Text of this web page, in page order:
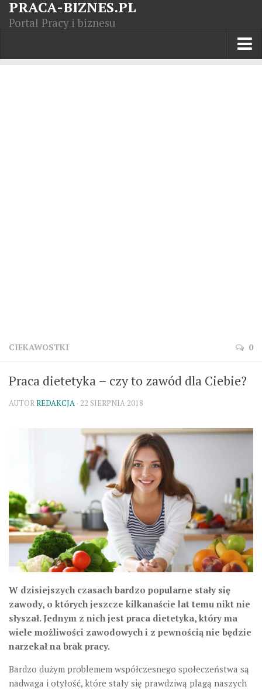
PRACA-BIZNES.PL
Portal Pracy i biznesu
CIEKAWOSTKI 0
Praca dietetyka – czy to zawód dla Ciebie?
AUTORREDAKCJA · 22 SIERPNIA 2018
W dzisiejszych czasach bardzo popularne stały się
zawody, o których jeszcze kilkanaście lat temu nikt nie
słyszał. Jednym z nich jest praca dietetyka, który ma
wiele możliwości zawodowych i z pewnością nie będzie
narzekał na brak pracy.
Bardzo dużym problemem współczesnego społeczeństwa są
nadwaga i otyłość, które stały się prawdziwą plagą naszych